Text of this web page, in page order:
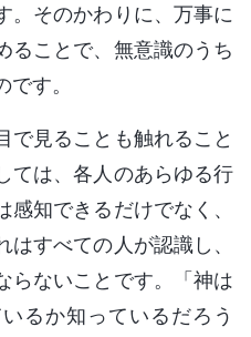
。そのかわりに、万事に
ることで、無意識のうち
す。
で見ることも触れること
ては、各人のあらゆる行
知できるだけでなく、
すべての人が認識し、
らないことです。「神は
るか知っているだろう